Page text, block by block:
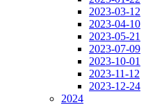
2023-03-12
2023-04-10
2023-05-21
2023-07-09
2023-10-01
2023-11-12
2023-12-24
2024